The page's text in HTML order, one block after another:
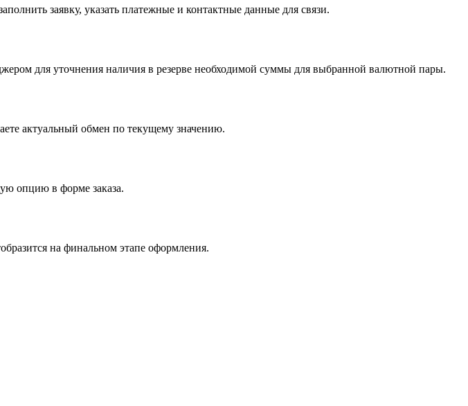
заявку, указать платежные и контактные данные для связи.
для уточнения наличия в резерве необходимой суммы для выбранной валютной пары.
актуальный обмен по текущему значению.
опцию в форме заказа.
на финальном этапе оформления.